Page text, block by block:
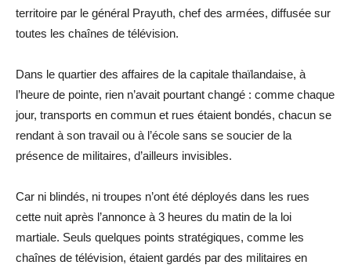
territoire par le général Prayuth, chef des armées, diffusée sur
toutes les chaînes de télévision.
Dans le quartier des affaires de la capitale thaïlandaise, à
l’heure de pointe, rien n’avait pourtant changé : comme chaque
jour, transports en commun et rues étaient bondés, chacun se
rendant à son travail ou à l’école sans se soucier de la
présence de militaires, d’ailleurs invisibles.
Car ni blindés, ni troupes n’ont été déployés dans les rues
cette nuit après l’annonce à 3 heures du matin de la loi
martiale. Seuls quelques points stratégiques, comme les
chaînes de télévision, étaient gardés par des militaires en